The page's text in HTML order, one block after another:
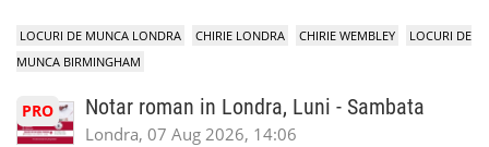
LOCURI DE MUNCA LONDRA CHIRIE LONDRA CHIRIE WEMBLEY
LOCURI DE
MUNCA BIRMINGHAM
PRO Notar roman in Londra, Luni - Sambata
Londra, 07 Aug 2026, 14:06